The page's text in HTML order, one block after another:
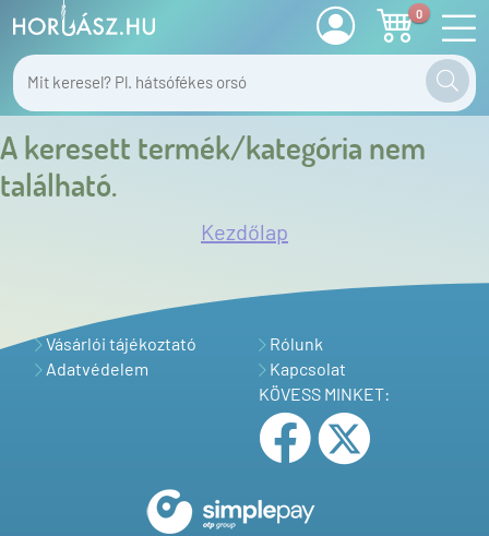
0
A keresett termék/kategória nem
található.
Kezdőlap
Vásárlói tájékoztató
Adatvédelem
Rólunk
Kapcsolat
KÖVESS MINKET: